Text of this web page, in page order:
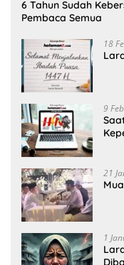
6 Tahun Sudah
Pembaca Semua
18
9
21
1